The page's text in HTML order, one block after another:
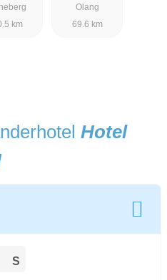
km
Olang
69.6 km
Hotel